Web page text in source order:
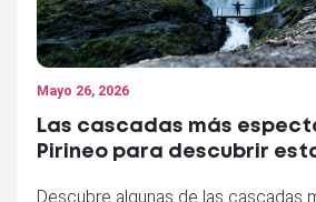
Mayo 26, 2026
Las cascadas más
Pirineo para descubrir
Descubre algunas de las cascadas